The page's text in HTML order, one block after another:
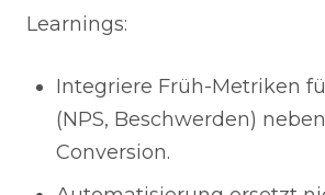
Learnings:
Integriere Früh-Metriken
(NPS, Beschwerden)
Conversion.